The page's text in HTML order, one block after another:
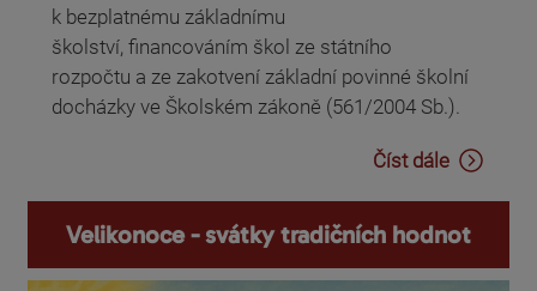
k bezplatnému základnímu
školství, financováním škol ze státního
rozpočtu a ze zakotvení základní povinné školní
docházky ve Školském zákoně (561/2004 Sb.).
Číst dále
Velikonoce - svátky tradičních hodnot